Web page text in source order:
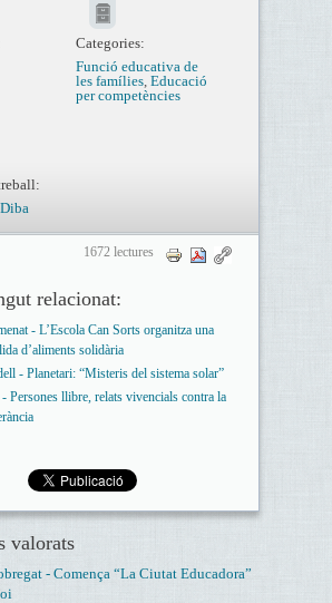
Categories:
Funció educativa de
les famílies, Educació
per competències
1672 lectures
relacionat:
- L’Escola Can Sorts organitza una
d’aliments solidària
- Planetari: “Misteris del sistema solar”
Persones llibre, relats vivencials contra la
valorats
- Comença “La Ciutat Educadora”